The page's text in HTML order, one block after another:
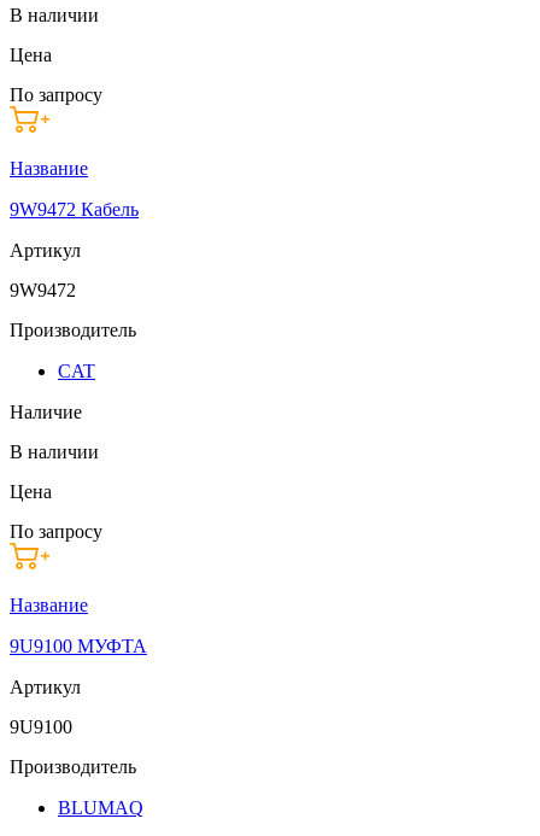
В наличии
Цена
По запросу
Название
9W9472 Кабель
Артикул
9W9472
Производитель
CAT
Наличие
В наличии
Цена
По запросу
Название
9U9100 МУФТА
Артикул
9U9100
Производитель
BLUMAQ